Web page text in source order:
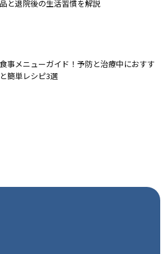
と退院後の生活習慣を解説
事メニューガイド！予防と治療中におすす
簡単レシピ3選